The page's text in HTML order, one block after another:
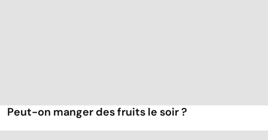
Peut-on manger des fruits le soir ?